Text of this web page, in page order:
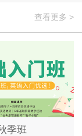
查看更多 >
季班